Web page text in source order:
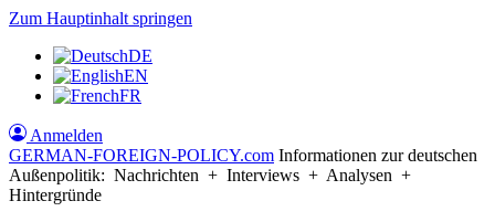
Zum Hauptinhalt springen
DE
EN
FR
Anmelden
GERMAN-FOREIGN-POLICY.com Informationen zur deutschen
Außenpolitik: Nachrichten + Interviews + Analysen +
Hintergründe